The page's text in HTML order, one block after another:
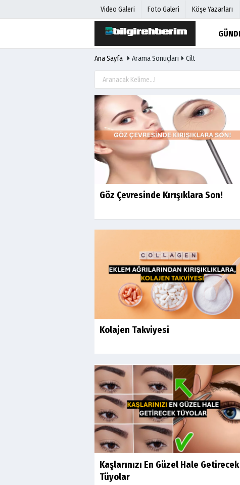
Video Galeri Foto Galeri Köşe Yazarları
Hava Durumu
Anketler
Biyografiler
Ana Sayfa Arama Sonuçları Cilt
Göz Çevresinde Kırışıklara Son!
Kolajen Takviyesi
Kaşlarınızı En Güzel Hale Getirecek
Tüyolar